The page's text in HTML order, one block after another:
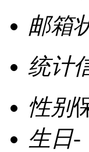
邮箱
统计
性别
生日-